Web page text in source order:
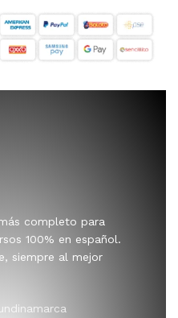
completo para
100% en español.
siempre al mejor